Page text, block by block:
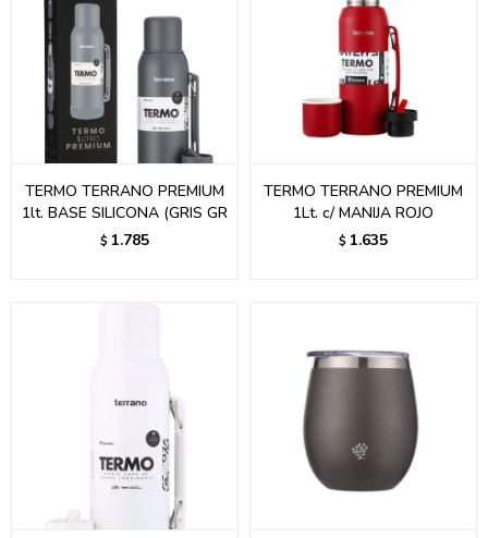
TERMO TERRANO PREMIUM
1lt. BASE SILICONA (GRIS GR
$ 1.785
TERMO TERRANO PREMIUM
1Lt. c/ MANIJA ROJO
$ 1.635